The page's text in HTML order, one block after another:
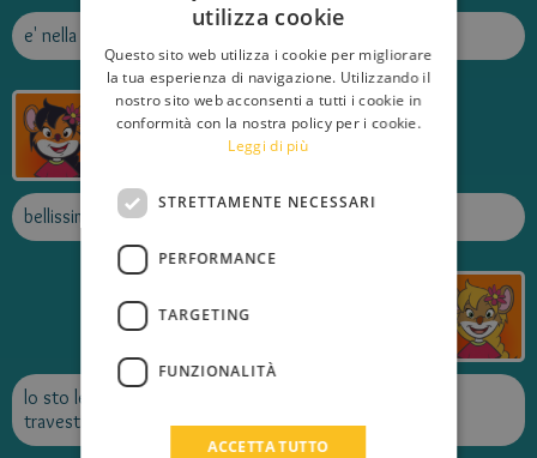
e' nella biblioteca di classe, mi e' piaciuto abbastanza
yumiko
Pubblicato il 26/02/2012
bellissimo garantito al formaggio
lo sto leggendo è + che bello sono molto divertenti i
travestimenti di robin
ITALIAN
ENGLISH
FRENCH
utilizza cookie
Questo sito web utilizza i cookie per migliorare
la tua esperienza di navigazione. Utilizzando il
nostro sito web acconsenti a tutti i cookie in
conformità con la nostra policy per i cookie.
Leggi di più
STRETTAMENTE NECESSARI
PERFORMANCE
TARGETING
FUNZIONALITÀ
ACCETTA TUTTO